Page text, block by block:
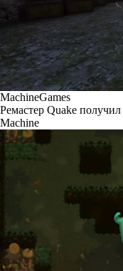
MachineGames
Ремастер Quake
Machine